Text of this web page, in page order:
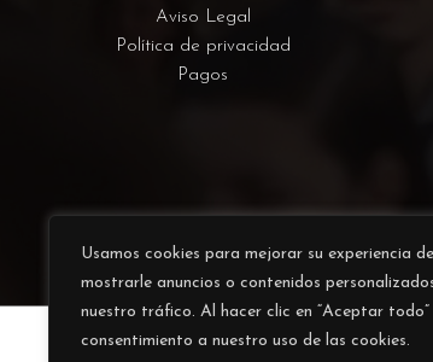
Usamos cookies para mejorar su experiencia
mostrarle anuncios o contenidos
nuestro tráfico. Al hacer clic en “Aceptar todo”
consentimiento a nuestro uso de las cookies.
Aviso Legal
Política de privacidad
Pagos